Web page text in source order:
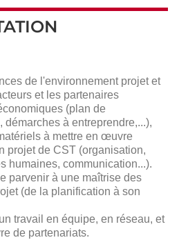
de l'environnement projet et
et les partenaires
(plan de
à entreprendre,...),
à mettre en œuvre
projet de CST (organisation,
humaines, communication...).
parvenir à une maîtrise des
(de la planification à son
travail en équipe, en réseau, et
de partenariats.